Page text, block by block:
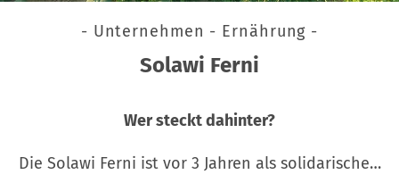
- Unternehmen - Ernährung -
Solawi Ferni
Wer steckt dahinter?
Die Solawi Ferni ist vor 3 Jahren als solidarische…